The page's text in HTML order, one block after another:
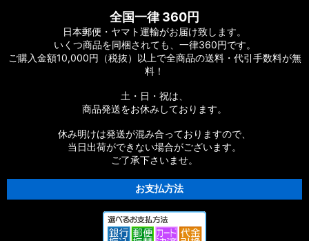
全国一律 360円
日本郵便・ヤマト運輸がお届け致します。
いくつ商品を同梱されても、一律360円です。
ご購入金額10,000円（税抜）以上で全商品の送料・代引手数料が無
料！
土・日・祝は、
商品発送をお休みしております。
休み明けは発送が混み合っておりますので、
当日出荷ができない場合がございます。
ご了承下さいませ。
お支払方法